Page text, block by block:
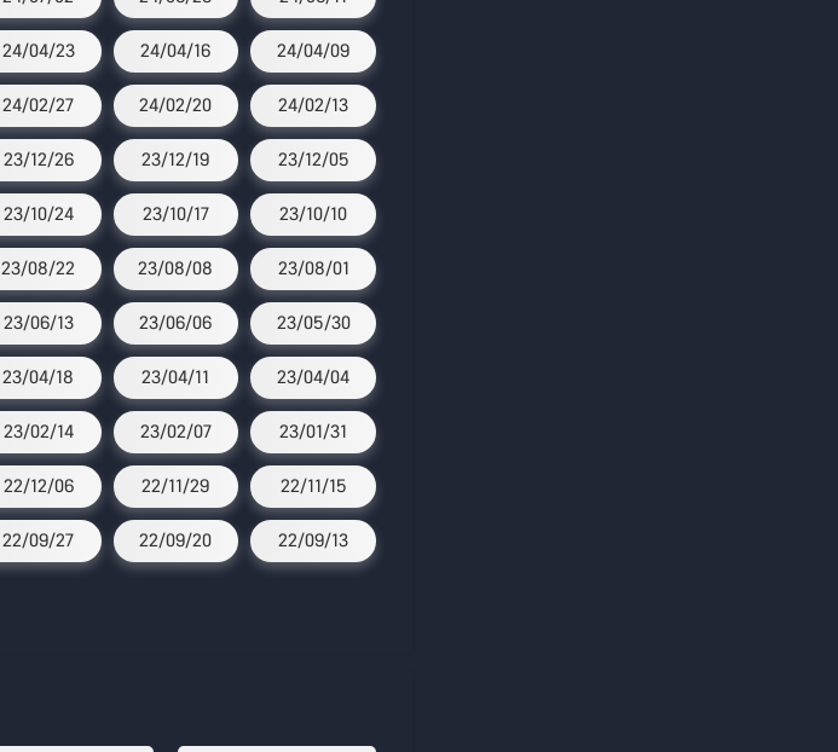
24/04/23 24/04/16 24/04/09
24/02/27 24/02/20 24/02/13
23/12/26 23/12/19 23/12/05
23/10/24 23/10/17 23/10/10
23/08/22 23/08/08 23/08/01
23/06/13 23/06/06 23/05/30
23/04/18 23/04/11 23/04/04
23/02/14 23/02/07 23/01/31
22/12/06 22/11/29 22/11/15
22/09/27 22/09/20 22/09/13